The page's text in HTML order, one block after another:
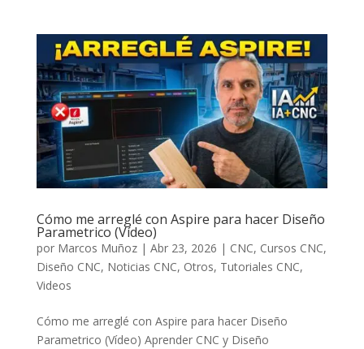
Cómo me arreglé con Aspire para hacer Diseño
Parametrico (Vídeo)
por Marcos Muñoz| Abr 23, 2026 | CNC, Cursos CNC,
Diseño CNC, Noticias CNC, Otros, Tutoriales CNC,
Videos
Cómo me arreglé con Aspire para hacer Diseño
Parametrico (Vídeo) Aprender CNC y Diseño